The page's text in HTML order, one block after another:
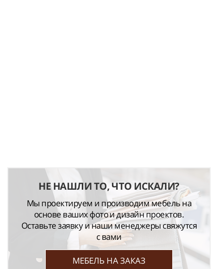
НЕ НАШЛИ ТО, ЧТО ИСКАЛИ?
Мы проектируем и производим мебель на
основе ваших фото и дизайн проектов.
Оставьте заявку и наши менеджеры свяжутся
с вами
МЕБЕЛЬ НА ЗАКАЗ